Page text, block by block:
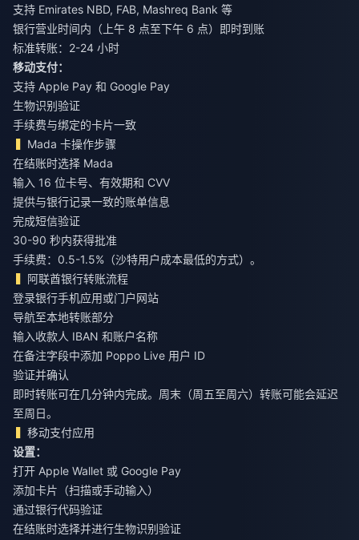
支持 Emirates NBD, FAB, Mashreq Bank 等
银行营业时间内（上午 8 点至下午 6 点）即时到账
标准转账：2-24 小时
移动支付：
支持 Apple Pay 和 Google Pay
生物识别验证
手续费与绑定的卡片一致
Mada 卡操作步骤
在结账时选择 Mada
输入 16 位卡号、有效期和 CVV
提供与银行记录一致的账单信息
完成短信验证
30-90 秒内获得批准
手续费：0.5-1.5%（沙特用户成本最低的方式）。
阿联酋银行转账流程
登录银行手机应用或门户网站
导航至本地转账部分
输入收款人 IBAN 和账户名称
在备注字段中添加 Poppo Live 用户 ID
验证并确认
即时转账可在几分钟内完成。周末（周五至周六）转账可能会延迟
至周日。
移动支付应用
设置：
打开 Apple Wallet 或 Google Pay
添加卡片（扫描或手动输入）
通过银行代码验证
在结账时选择并进行生物识别验证